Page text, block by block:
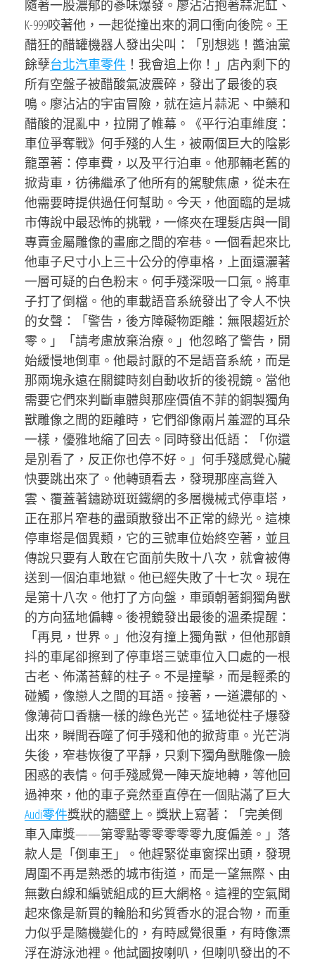
隨著一股濃郁的蔘味爆發。廖沾沾抱著蒜泥缸、
K-999咬著他，一起從撞出來的洞口衝向後院。王
醋狂的醋罐機器人發出尖叫：「別想逃！醬油黨
餘孽台北汽車零件 ！我會追上你！」店內剩下的
所有空盤子被醋酸氣波震碎，發出了最後的哀
鳴。廖沾沾的宇宙冒險，就在這片蒜泥、中藥和
醋酸的混亂中，拉開了帷幕。《平行泊車維度：
車位爭奪戰》何手殘的人生，被兩個巨大的陰影
籠罩著：停車費，以及平行泊車。他那輛老舊的
掀背車，彷彿繼承了他所有的駕駛焦慮，從未在
他需要時提供過任何幫助。今天，他面臨的是城
市傳說中最恐怖的挑戰，一條夾在理髮店與一間
專賣金屬雕像的畫廊之間的窄巷。一個看起來比
他車子尺寸小上三十公分的停車格，上面還灑著
一層可疑的白色粉末。何手殘深吸一口氣。將車
子打了倒檔。他的車載語音系統發出了令人不快
的女聲：「警告，後方障礙物距離：無限趨近於
零。」「請考慮放棄治療。」他忽略了警告，開
始緩慢地倒車。他最討厭的不是語音系統，而是
那兩塊永遠在關鍵時刻自動收折的後視鏡。當他
需要它們來判斷車體與那座價值不菲的銅製獨角
獸雕像之間的距離時，它們卻像兩片羞澀的耳朵
一樣，優雅地縮了回去。同時發出低語：「你還
是別看了，反正你也停不好。」何手殘感覺心臟
快要跳出來了。他轉頭看去，發現那座高聳入
雲、覆蓋著鏽跡斑斑鐵網的多層機械式停車塔，
正在那片窄巷的盡頭散發出不正常的綠光。這棟
停車塔是個異類，它的三號車位始終空著，並且
傳說只要有人敢在它面前失敗十八次，就會被傳
送到一個泊車地獄。他已經失敗了十七次。現在
是第十八次。他打了方向盤，車頭朝著銅獨角獸
的方向猛地偏轉。後視鏡發出最後的溫柔提醒：
「再見，世界。」他沒有撞上獨角獸，但他那顫
抖的車尾卻擦到了停車塔三號車位入口處的一根
古老、佈滿苔蘚的柱子。不是撞擊，而是輕柔的
碰觸，像戀人之間的耳語。接著，一道濃郁的、
像薄荷口香糖一樣的綠色光芒。猛地從柱子爆發
出來，瞬間吞噬了何手殘和他的掀背車。光芒消
失後，窄巷恢復了平靜，只剩下獨角獸雕像一臉
困惑的表情。何手殘感覺一陣天旋地轉，等他回
過神來，他的車子竟然垂直停在一個貼滿了巨大
Audi零件獎狀的牆壁上。獎狀上寫著：「完美倒
車入庫獎——第零點零零零零零九度偏差。」落
款人是「倒車王」。他趕緊從車窗探出頭，發現
周圍不再是熟悉的城市街道，而是一望無際、由
無數白線和編號組成的巨大網格。這裡的空氣聞
起來像是新買的輪胎和劣質香水的混合物，而重
力似乎是隨機變化的，有時感覺很重，有時像漂
浮在游泳池裡。他試圖按喇叭，但喇叭發出的不